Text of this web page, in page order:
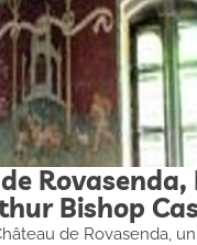
Bishop
de Rovasenda,